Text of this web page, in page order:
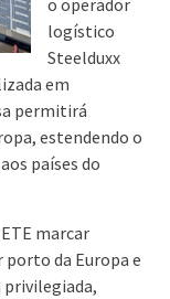
o operador
logístico
Steelduxx
em
permitirá
estendendo o
países do
marcar
porto da Europa e
privilegiada,